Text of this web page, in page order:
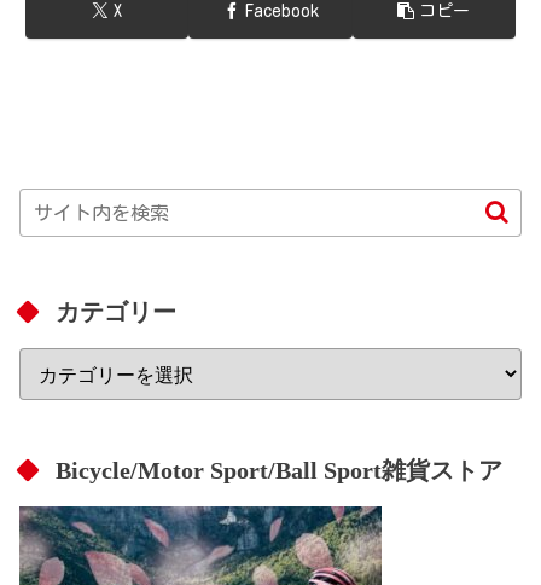
X Facebook コピー
カテゴリー
Bicycle/Motor Sport/Ball Sport雑貨ストア